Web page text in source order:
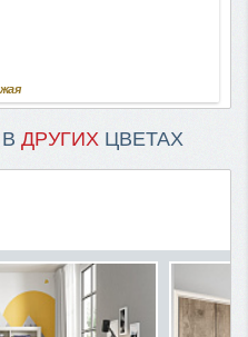
ДРУГИХЦВЕТАХ